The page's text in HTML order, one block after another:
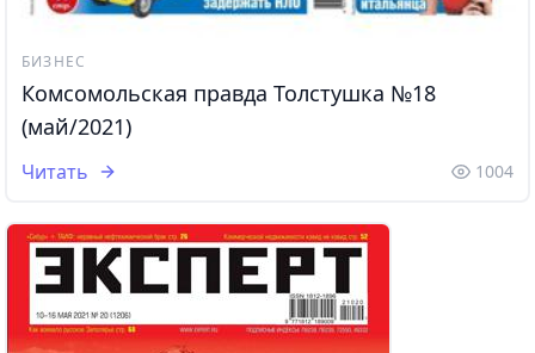
БИЗНЕС
Комсомольская правда Толстушка №18
(май/2021)
Читать 1004